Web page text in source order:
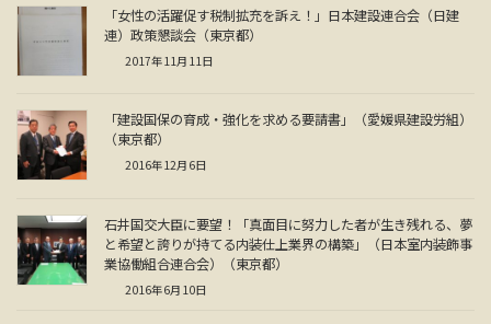
「女性の活躍促す税制拡充を訴え！」日本建設連合会（日建
連）政策懇談会（東京都）
2017年11月11日
「建設国保の育成・強化を求める要請書」（愛媛県建設労組）
（東京都）
2016年12月6日
石井国交大臣に要望！「真面目に努力した者が生き残れる、夢
と希望と誇りが持てる内装仕上業界の構築」（日本室内装飾事
業協働組合連合会）（東京都）
2016年6月10日